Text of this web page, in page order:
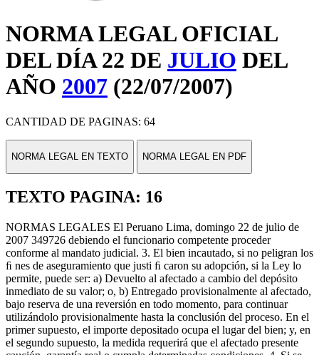
NORMA LEGAL OFICIAL
DEL DÍA 22 DE JULIO DEL
AÑO 2007 (22/07/2007)
CANTIDAD DE PAGINAS: 64
NORMA LEGAL EN TEXTO NORMA LEGAL EN PDF
TEXTO PAGINA: 16
NORMAS LEGALES El Peruano Lima, domingo 22 de julio de
2007 349726 debiendo el funcionario competente proceder
conforme al mandato judicial. 3. El bien incautado, si no peligran los
ﬁ nes de aseguramiento que justi ﬁ caron su adopción, si la Ley lo
permite, puede ser: a) Devuelto al afectado a cambio del depósito
inmediato de su valor; o, b) Entregado provisionalmente al afectado,
bajo reserva de una reversión en todo momento, para continuar
utilizándolo provisionalmente hasta la conclusión del proceso. En el
primer supuesto, el importe depositado ocupa el lugar del bien; y, en
el segundo supuesto, la medida requerirá que el afectado presente